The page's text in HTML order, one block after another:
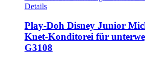
Details
Play-Doh Disney Junior
Knet-Konditorei für
G3108